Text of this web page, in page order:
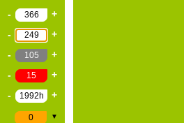
- +
- +
- +
- +
- +
▼